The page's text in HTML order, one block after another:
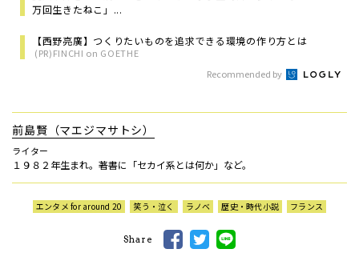
万回生きたねこ」...
【西野亮廣】つくりたいものを追求できる環境の作り方とは
(PR)FINCHI on GOETHE
Recommended by
前島賢（マエジマサトシ）
ライター
１９８２年生まれ。著書に「セカイ系とは何か」など。
エンタメ for around 20 笑う・泣く ラノベ 歴史・時代小説 フランス
Share